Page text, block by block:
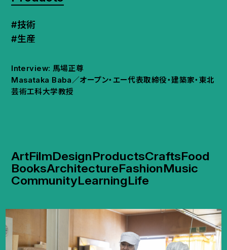
#技術
#生産
Interview: 馬場正尊
Masataka Baba／オープン・エー代表取締役・建築家・東北
芸術工科大学教授
ArtFilmDesignProductsCraftsFood
BooksArchitectureFashionMusic
CommunityLearningLife